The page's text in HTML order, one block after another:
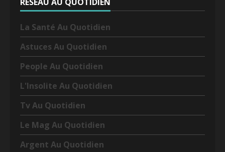
La Santé Au Quotidien
Astuces Au Quotidien
People Au Quotidien
L'Insolite Au Quotidien
Tv Au Quotidien
Le Mag Au Quotidien
Argent Au Quotidien